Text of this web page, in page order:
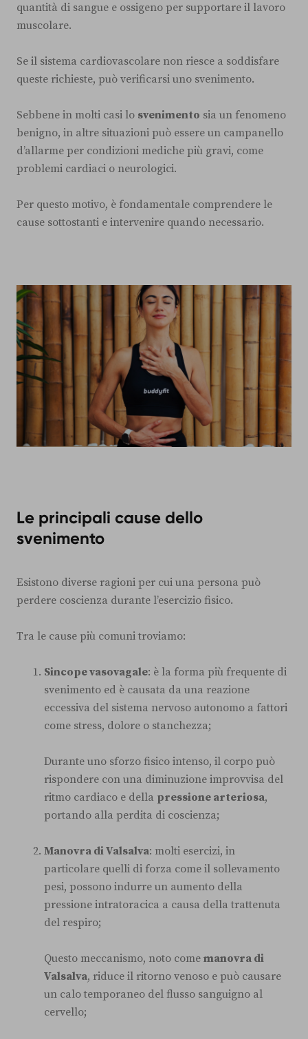
quantità di sangue e ossigeno per supportare il lavoro
muscolare.
Se il sistema cardiovascolare non riesce a soddisfare
queste richieste, può verificarsi uno svenimento.
Sebbene in molti casi lo svenimento sia un fenomeno
benigno, in altre situazioni può essere un campanello
d’allarme per condizioni mediche più gravi, come
problemi cardiaci o neurologici.
Per questo motivo, è fondamentale comprendere le
cause sottostanti e intervenire quando necessario.
Le principali cause dello
svenimento
Esistono diverse ragioni per cui una persona può
perdere coscienza durante l’esercizio fisico.
Tra le cause più comuni troviamo:
Sincope vasovagale: è la forma più frequente di
svenimento ed è causata da una reazione
eccessiva del sistema nervoso autonomo a fattori
come stress, dolore o stanchezza;
Durante uno sforzo fisico intenso, il corpo può
rispondere con una diminuzione improvvisa del
ritmo cardiaco e della pressione arteriosa,
portando alla perdita di coscienza;
Manovra di Valsalva: molti esercizi, in
particolare quelli di forza come il sollevamento
pesi, possono indurre un aumento della
pressione intratoracica a causa della trattenuta
del respiro;
Questo meccanismo, noto come manovra di
Valsalva, riduce il ritorno venoso e può causare
un calo temporaneo del flusso sanguigno al
cervello;